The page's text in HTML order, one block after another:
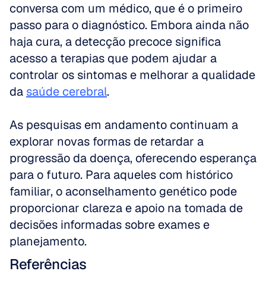
conversa com um médico, que é o primeiro
passo para o diagnóstico. Embora ainda não
haja cura, a detecção precoce significa
acesso a terapias que podem ajudar a
controlar os sintomas e melhorar a qualidade
da saúde cerebral.
As pesquisas em andamento continuam a
explorar novas formas de retardar a
progressão da doença, oferecendo esperança
para o futuro. Para aqueles com histórico
familiar, o aconselhamento genético pode
proporcionar clareza e apoio na tomada de
decisões informadas sobre exames e
planejamento.
Referências